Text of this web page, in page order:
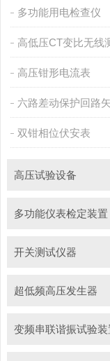
多功能用电检查仪
高低压CT变比无线
高压钳形电流表
六路差动保护回路
双钳相位伏安表
高压试验设备
多功能仪表检定装置
开关测试仪器
超低频高压发生器
变频串联谐振试验装